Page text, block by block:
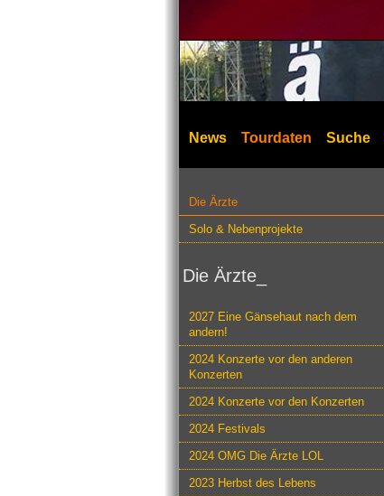
News Tourdaten Suche
Die Ärzte
Solo & Nebenprojekte
Die Ärzte_
2027 Eine Gänsehaut nach dem
andern!
2024 Konzerte vor den anderen
Konzerten
2024 Konzerte vor den Konzerten
2024 Festivals
2024 OMG Die Ärzte LOL
2023 Herbst des Lebens